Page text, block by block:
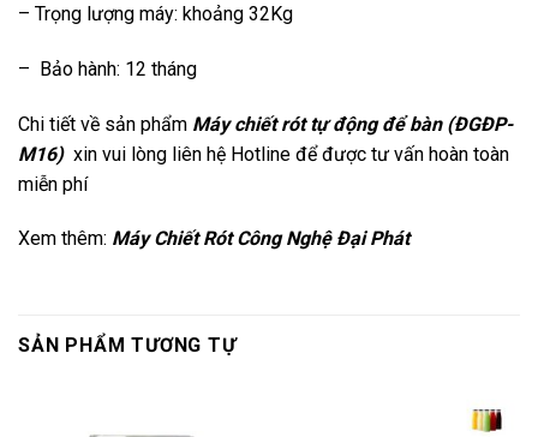
– Trọng lượng máy: khoảng 32Kg
– Bảo hành: 12 tháng
Chi tiết về sản phẩm Máy chiết rót tự động để bàn (ĐGĐP-
M16) xin vui lòng liên hệ Hotline để được tư vấn hoàn toàn
miễn phí
Xem thêm: Máy Chiết Rót Công Nghệ Đại Phát
SẢN PHẨM TƯƠNG TỰ